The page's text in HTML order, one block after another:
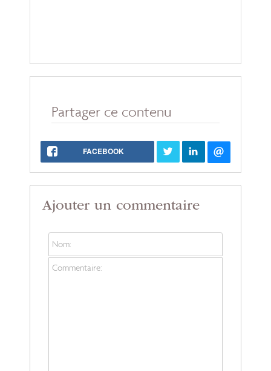
Partager ce contenu
FACEBOOK
Ajouter un commentaire